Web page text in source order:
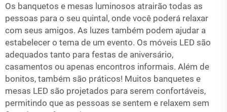
Os banquetos e mesas luminosos atrairão todas as
pessoas para o seu quintal, onde você poderá relaxar
com seus amigos. As luzes também podem ajudar a
estabelecer o tema de um evento. Os móveis LED são
adequados tanto para festas de aniversário,
casamentos ou apenas encontros informais. Além de
bonitos, também são práticos! Muitos banquetes e
mesas LED são projetados para serem confortáveis,
permitindo que as pessoas se sentem e relaxem sem